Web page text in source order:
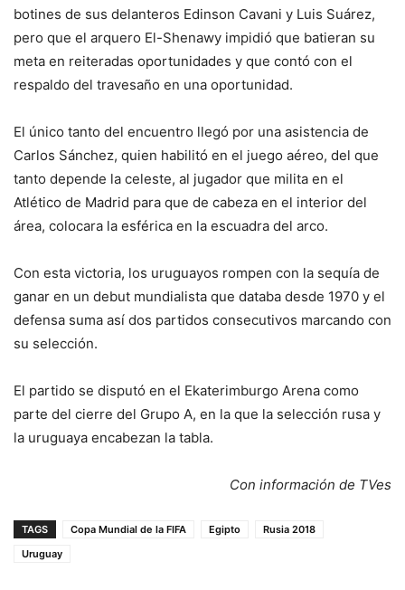
botines de sus delanteros Edinson Cavani y Luis Suárez,
pero que el arquero El-Shenawy impidió que batieran su
meta en reiteradas oportunidades y que contó con el
respaldo del travesaño en una oportunidad.
El único tanto del encuentro llegó por una asistencia de
Carlos Sánchez, quien habilitó en el juego aéreo, del que
tanto depende la celeste, al jugador que milita en el
Atlético de Madrid para que de cabeza en el interior del
área, colocara la esférica en la escuadra del arco.
Con esta victoria, los uruguayos rompen con la sequía de
ganar en un debut mundialista que databa desde 1970 y el
defensa suma así dos partidos consecutivos marcando con
su selección.
El partido se disputó en el Ekaterimburgo Arena como
parte del cierre del Grupo A, en la que la selección rusa y
la uruguaya encabezan la tabla.
Con información de TVes
TAGS Copa Mundial de la FIFA Egipto
Rusia 2018
Uruguay